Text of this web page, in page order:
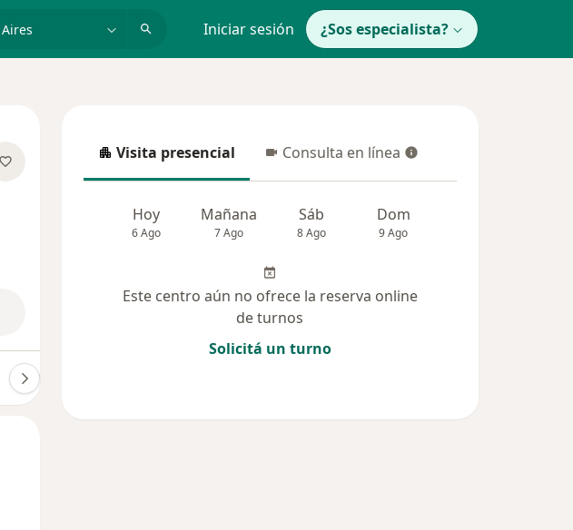
Iniciar sesión ¿Sos especialista?
Opiniones (11)
Visita presencial
Visita presencial Consulta en línea
Consulta en línea
Hoy
6 Ago
Mañana
7 Ago
Sáb
8 Ago
Dom
9 Ago
Este centro aún no ofrece la reserva online
de turnos
Solicitá un turno